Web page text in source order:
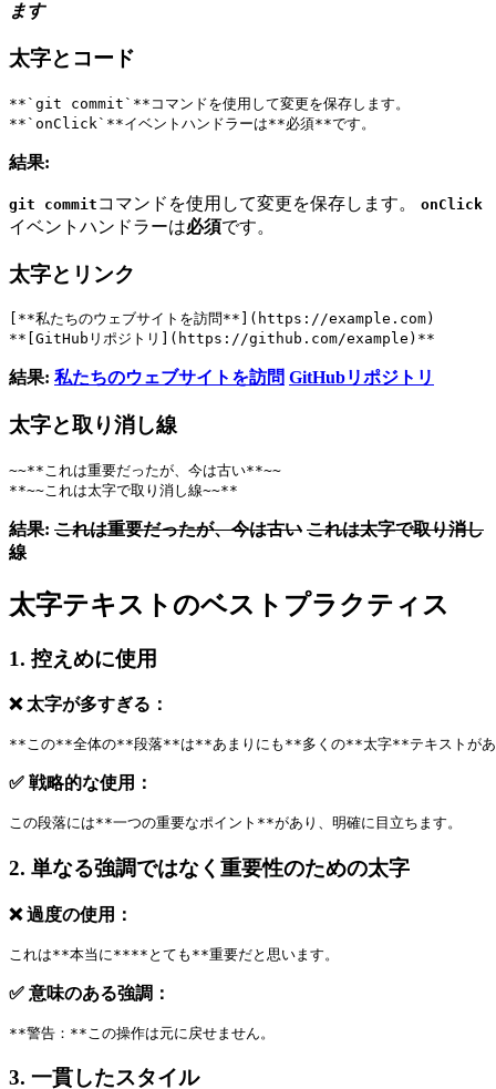
ます
太字とコード
**`git commit`**コマンドを使用して変更を保存します。
**`onClick`**イベントハンドラーは**必須**です。
結果:
git commit コマンドを使用して変更を保存します。 onClick
イベントハンドラーは必須です。
太字とリンク
[**私たちのウェブサイトを訪問**](https://example.com)
**[GitHubリポジトリ](https://github.com/example)**
結果: 私たちのウェブサイトを訪問 GitHubリポジトリ
太字と取り消し線
~~**これは重要だったが、今は古い**~~
**~~これは太字で取り消し線~~**
結果: これは重要だったが、今は古い これは太字で取り消し
線
太字テキストのベストプラクティス
1. 控えめに使用
❌ 太字が多すぎる：
**この**全体の**段落**は**あまりにも**多くの**太字**テキストが
✅ 戦略的な使用：
この段落には**一つの重要なポイント**があり、明確に目立ちます。
2. 単なる強調ではなく重要性のための太字
❌ 過度の使用：
これは**本当に****とても**重要だと思います。
✅ 意味のある強調：
**警告：**この操作は元に戻せません。
3. 一貫したスタイル